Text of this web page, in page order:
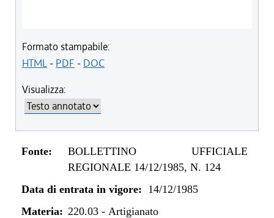
Formato stampabile:
HTML- PDF - DOC
Visualizza:
Fonte:
BOLLETTINO UFFICIALE
REGIONALE 14/12/1985, N. 124
Data di entrata in vigore: 14/12/1985
Materia: 220.03- Artigianato